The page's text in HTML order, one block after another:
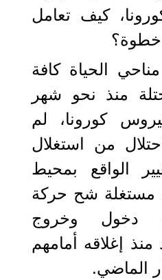
كيف تعامل
خطوة؟
الحياة كافة
منذ نحو شهر
كورونا، لم
من استغلال
الواقع بمحيط
مستغلة شح حركة
دخول وخروج
إغلاقه أمامهم